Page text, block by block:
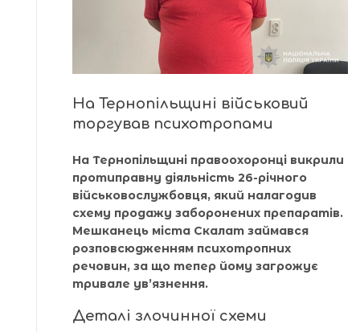
На Тернопільщині військовий
торгував психотропами
На Тернопільщині правоохоронці викрили
протиправну діяльність 26-річного
військовослужбовця, який налагодив
схему продажу заборонених препаратів.
Мешканець міста Скалат займався
розповсюдженням психотропних
речовин, за що тепер йому загрожує
тривале ув’язнення.
Деталі злочинної схеми